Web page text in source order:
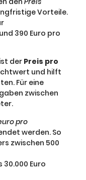
Vorteile.
390 Euro pro
der Preis pro
und hilft
Für eine
zwischen
pro
werden. So
zwischen 500
30.000 Euro